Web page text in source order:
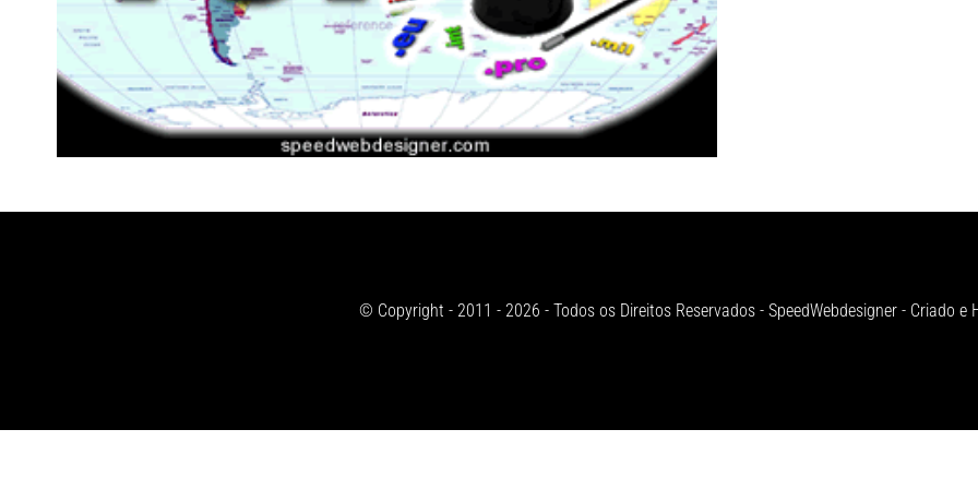
© Copyright - 2011 - 2026 - Todos os Direitos Reservados - SpeedWebdesigner - Criado e